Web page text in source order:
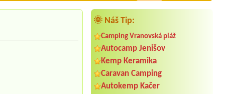
🌞 Náš Tip:
Camping Vranovská pláž
Autocamp Jenišov
Kemp Keramika
Caravan Camping
Autokemp Kačer